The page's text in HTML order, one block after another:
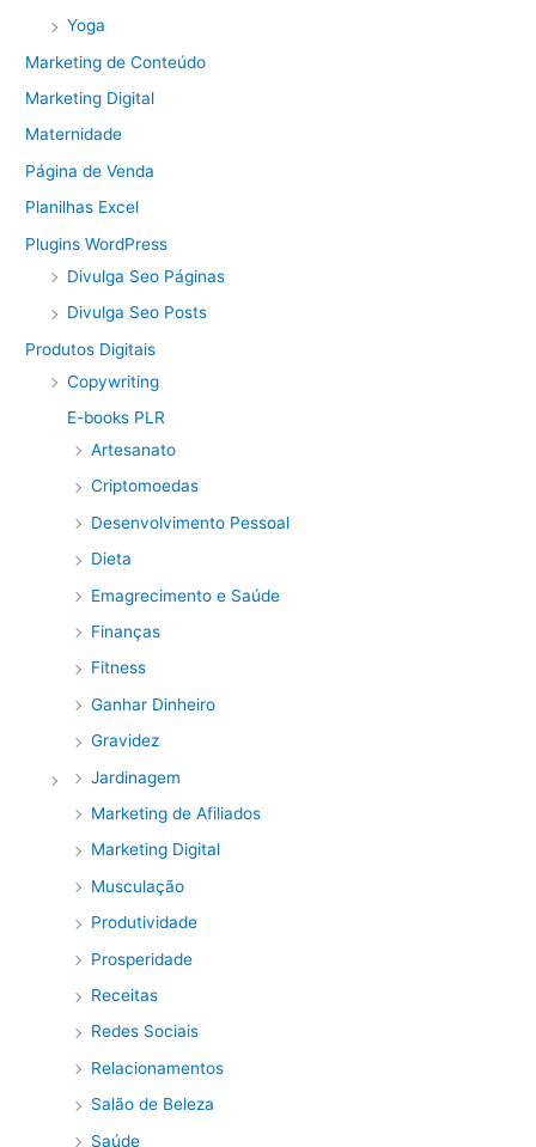
Yoga
Marketing de Conteúdo
Marketing Digital
Maternidade
Página de Venda
Planilhas Excel
Plugins WordPress
Divulga Seo Páginas
Divulga Seo Posts
Produtos Digitais
Copywriting
E-books PLR
Artesanato
Criptomoedas
Desenvolvimento Pessoal
Dieta
Emagrecimento e Saúde
Finanças
Fitness
Ganhar Dinheiro
Gravidez
Jardinagem
Marketing de Afiliados
Marketing Digital
Musculação
Produtividade
Prosperidade
Receitas
Redes Sociais
Relacionamentos
Salão de Beleza
Saúde